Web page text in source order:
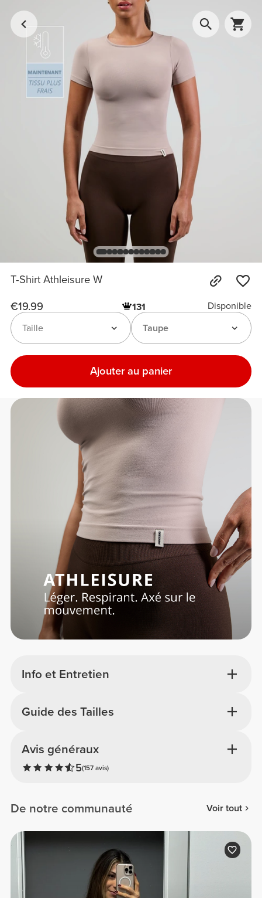
T-Shirt Athleisure W
€19.99 131
Disponible
Taupe
Taille
Ajouter au panier
Info et Entretien
Avis généraux
5(157 avis)
Guide des Tailles
De notre communauté Voir tout